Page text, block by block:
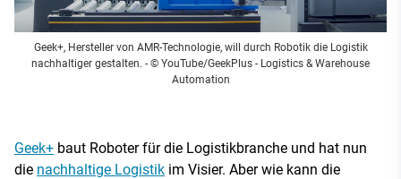
Geek+, Hersteller von AMR-Technologie, will durch Robotik die Logistik
nachhaltiger gestalten. - © YouTube/GeekPlus - Logistics & Warehouse
Automation
Geek+ baut Roboter für die Logistikbranche und hat nun
die nachhaltige Logistik im Visier. Aber wie kann die